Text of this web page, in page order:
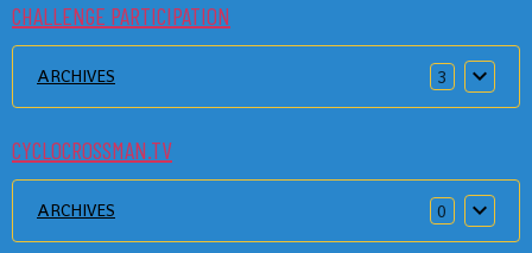
CHALLENGE PARTICIPATION
ARCHIVES 3
CYCLOCROSSMAN.TV
ARCHIVES 0